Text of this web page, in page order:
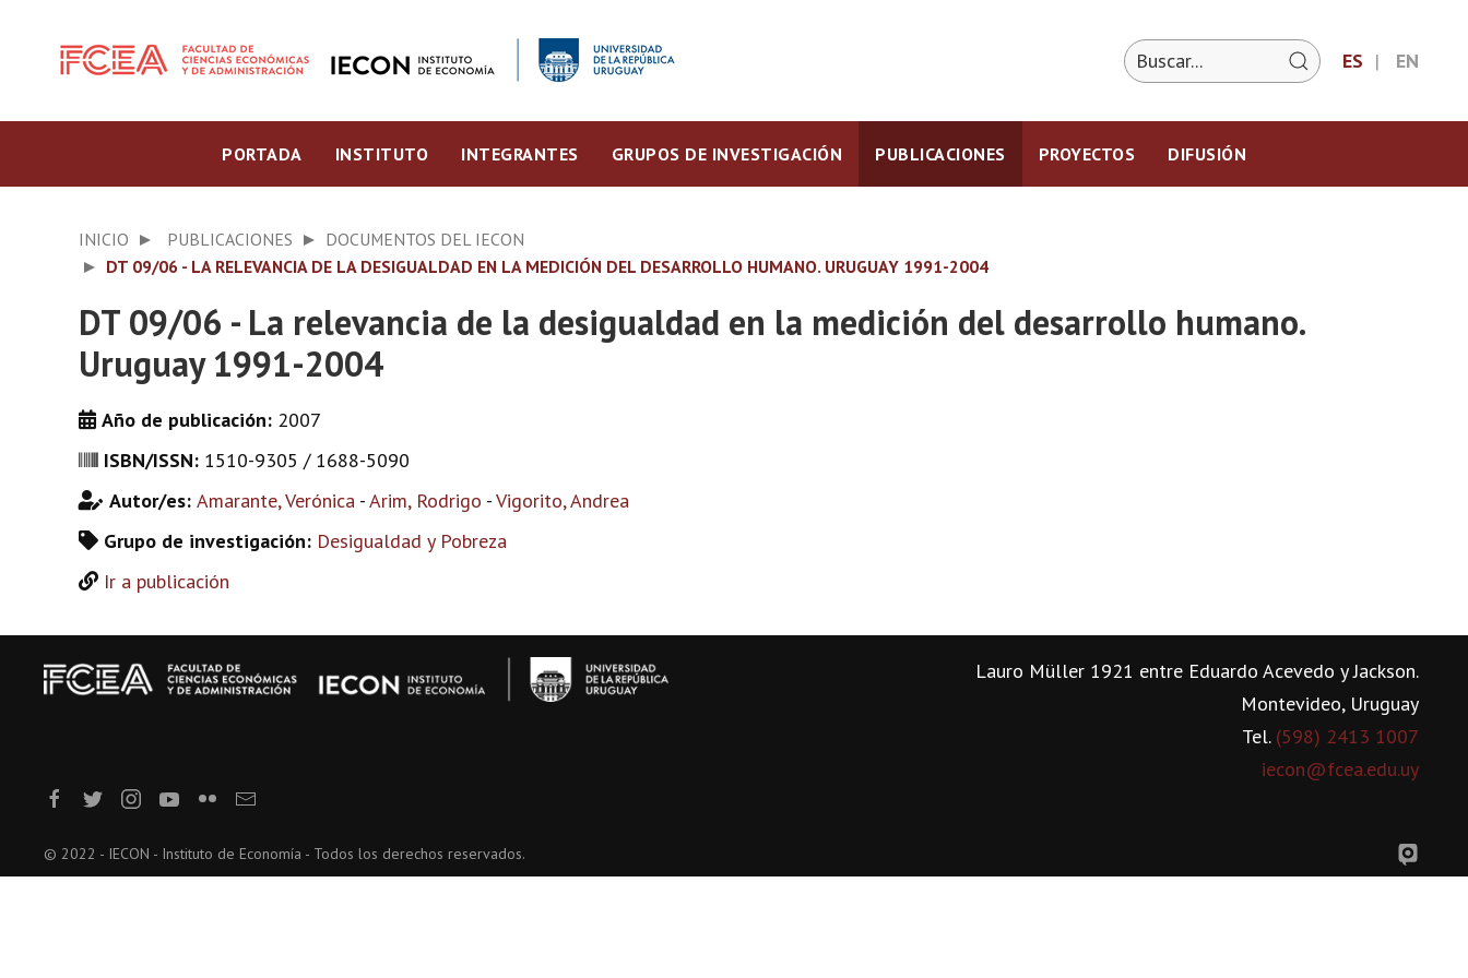
ES EN
PORTADA INSTITUTO INTEGRANTES GRUPOS DE INVESTIGACIÓN PUBLICACIONES PROYECTOS DIFUSIÓN
INICIO PUBLICACIONES
DOCUMENTOS DEL IECON
DT 09/06 - LA RELEVANCIA DE LA DESIGUALDAD EN LA MEDICIÓN DEL DESARROLLO HUMANO. URUGUAY 1991-2004
DT 09/06 - La relevancia de la desigualdad en la medición del desarrollo humano.
Uruguay 1991-2004
Año de publicación: 2007
ISBN/ISSN: 1510-9305 / 1688-5090
Autor/es: Amarante, Verónica -Arim, Rodrigo -Vigorito, Andrea
Grupo de investigación: Desigualdad y Pobreza
Ir a publicación
Lauro Müller 1921 entre Eduardo Acevedo y Jackson.
Montevideo, Uruguay
Tel. (598) 2413 1007
iecon@fcea.edu.uy
© 2022 - IECON - Instituto de Economía - Todos los derechos reservados.